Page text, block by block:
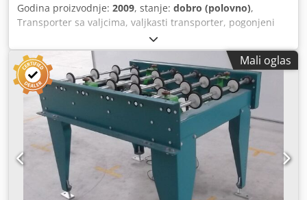
Godina proizvodnje: 2009, stanje: dobro (polovno),
Transporter sa valjcima, valjkasti transporter, pogonjeni
valjkasti transporter, valjkasta staza -sa pneumatski
pogonjenom centrirajućom jedinicom -robustna izvedba -
električni pogon -pogonski motor: 0,37 kW 76 obr/min
-širina valjka: 820 mm dužina transporta: 1140 mm prečnik
valjka: 105 mm valjci: gumirani prečnik osovine: 25 mm
transportna visina: 950 mm, podesiva pogonski sistem:
preko kaiša količina: 2 transportera dostupna cena: po
komadu dimenzije: 1150/1140/H960 mm Chsdpfob A N
Huox Ab Eea masa: 219 kg
Mali oglas